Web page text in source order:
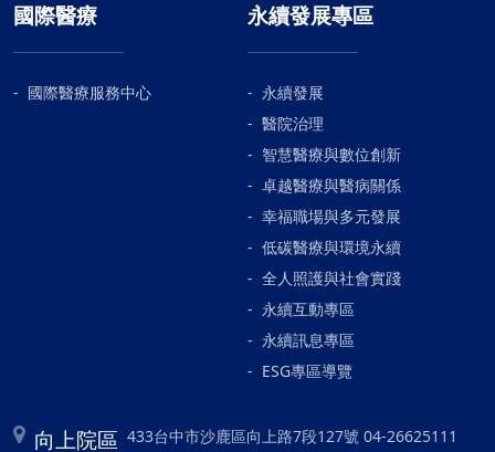
國際醫療
國際醫療服務中心
永續發展專區
永續發展
醫院治理
智慧醫療與數位創新
卓越醫療與醫病關係
幸福職場與多元發展
低碳醫療與環境永續
全人照護與社會實踐
永續互動專區
永續訊息專區
ESG專區導覽
向上院區 433台中市沙鹿區向上路7段127號 04-26625111